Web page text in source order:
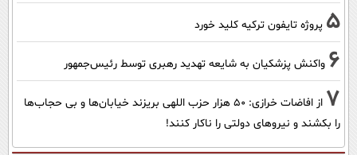
5 پروژه تایفون ترکیه کلید خورد
6 واکنش پزشکیان به شایعه تهدید رهبری توسط رئیس‌جمهور
7
از افاضات خرازی: ۵۰ هزار حزب اللهی بریزند خیابان‌ها و بی حجاب‌ها
را بکشند و نیرو‌های دولتی را ناکار کنند!